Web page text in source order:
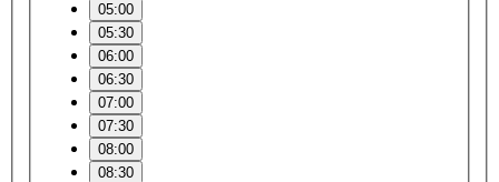
05:00
05:30
06:00
06:30
07:00
07:30
08:00
08:30